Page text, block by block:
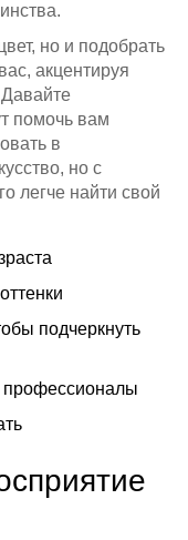
но и подобрать
акцентируя
помочь вам
в
но с
легче найти свой
подчеркнуть
профессионалы